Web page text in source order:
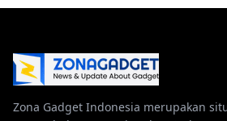
Zona Gadget Indonesia merupakan